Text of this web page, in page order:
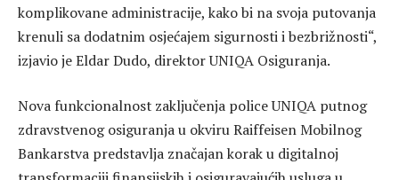
komplikovane administracije, kako bi na svoja putovanja
krenuli sa dodatnim osjećajem sigurnosti i bezbrižnosti“,
izjavio je Eldar Dudo, direktor UNIQA Osiguranja.
Nova funkcionalnost zaključenja police UNIQA putnog
zdravstvenog osiguranja u okviru Raiffeisen Mobilnog
Bankarstva predstavlja značajan korak u digitalnoj